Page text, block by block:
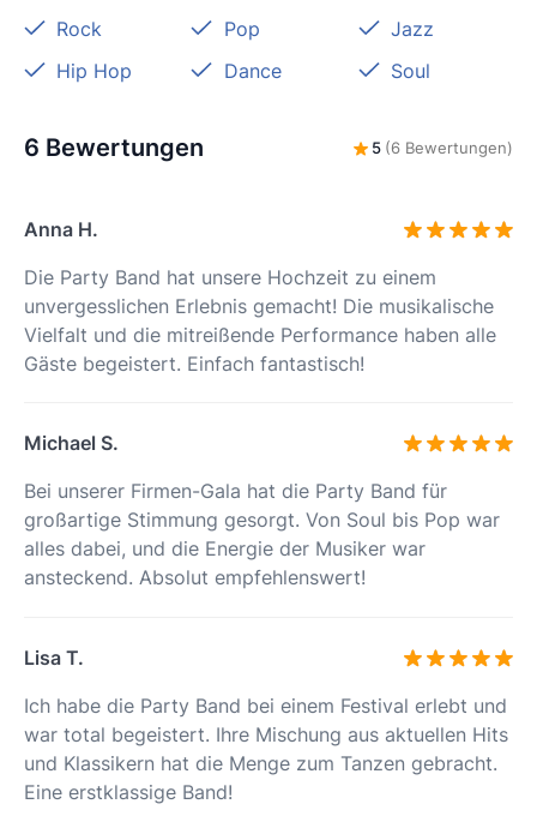
Rock Pop
Jazz
Hip Hop
Dance Soul
6 Bewertungen 5 (6 Bewertungen)
Anna H.
Die Party Band hat unsere Hochzeit zu einem
unvergesslichen Erlebnis gemacht! Die musikalische
Vielfalt und die mitreißende Performance haben alle
Gäste begeistert. Einfach fantastisch!
Michael S.
Bei unserer Firmen-Gala hat die Party Band für
großartige Stimmung gesorgt. Von Soul bis Pop war
alles dabei, und die Energie der Musiker war
ansteckend. Absolut empfehlenswert!
Lisa T.
Ich habe die Party Band bei einem Festival erlebt und
war total begeistert. Ihre Mischung aus aktuellen Hits
und Klassikern hat die Menge zum Tanzen gebracht.
Eine erstklassige Band!